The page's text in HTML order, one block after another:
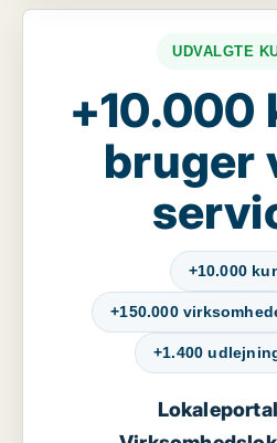
UDVALGTE
+10.000
bruger
+10.000
+150.000
+1.400